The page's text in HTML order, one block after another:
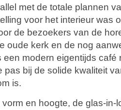
met de totale plannen
voor het interieur was
de bezoekers van de
oude kerk en de nog
modern eigentijds café
pas bij de solide kwaliteit
is.
en hoogte, de glas-in-